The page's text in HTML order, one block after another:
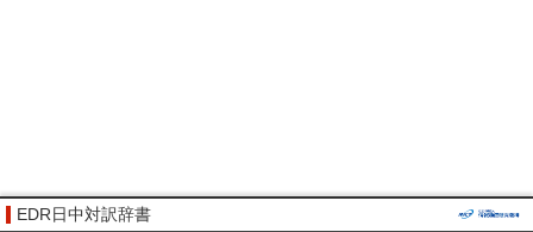
EDR日中対訳辞書